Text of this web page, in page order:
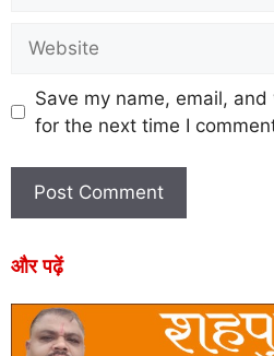
Save my name, email,
for the next time I
और पढ़ें